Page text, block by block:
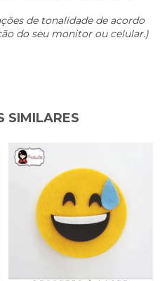
de tonalidade de acordo
do seu monitor ou celular.)
SIMILARES